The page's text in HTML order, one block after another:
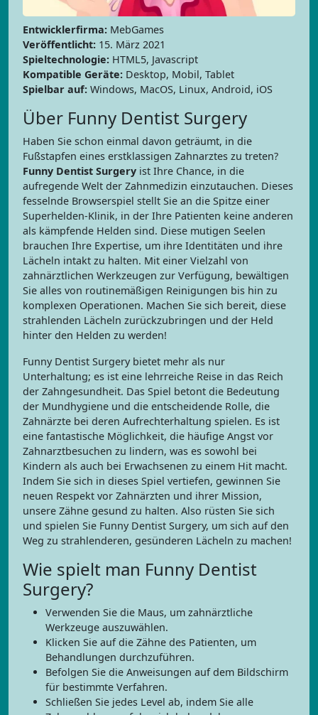
Entwicklerfirma: MebGames
Veröffentlicht: 15. März 2021
Spieltechnologie: HTML5, Javascript
Kompatible Geräte: Desktop, Mobil, Tablet
Spielbar auf: Windows, MacOS, Linux, Android, iOS
Über Funny Dentist Surgery
Haben Sie schon einmal davon geträumt, in die
Fußstapfen eines erstklassigen Zahnarztes zu treten?
Funny Dentist Surgery ist Ihre Chance, in die
aufregende Welt der Zahnmedizin einzutauchen. Dieses
fesselnde Browserspiel stellt Sie an die Spitze einer
Superhelden-Klinik, in der Ihre Patienten keine anderen
als kämpfende Helden sind. Diese mutigen Seelen
brauchen Ihre Expertise, um ihre Identitäten und ihre
Lächeln intakt zu halten. Mit einer Vielzahl von
zahnärztlichen Werkzeugen zur Verfügung, bewältigen
Sie alles von routinemäßigen Reinigungen bis hin zu
komplexen Operationen. Machen Sie sich bereit, diese
strahlenden Lächeln zurückzubringen und der Held
hinter den Helden zu werden!
Funny Dentist Surgery bietet mehr als nur
Unterhaltung; es ist eine lehrreiche Reise in das Reich
der Zahngesundheit. Das Spiel betont die Bedeutung
der Mundhygiene und die entscheidende Rolle, die
Zahnärzte bei deren Aufrechterhaltung spielen. Es ist
eine fantastische Möglichkeit, die häufige Angst vor
Zahnarztbesuchen zu lindern, was es sowohl bei
Kindern als auch bei Erwachsenen zu einem Hit macht.
Indem Sie sich in dieses Spiel vertiefen, gewinnen Sie
neuen Respekt vor Zahnärzten und ihrer Mission,
unsere Zähne gesund zu halten. Also rüsten Sie sich
und spielen Sie Funny Dentist Surgery, um sich auf den
Weg zu strahlenderen, gesünderen Lächeln zu machen!
Wie spielt man Funny Dentist
Surgery?
Verwenden Sie die Maus, um zahnärztliche
Werkzeuge auszuwählen.
Klicken Sie auf die Zähne des Patienten, um
Behandlungen durchzuführen.
Befolgen Sie die Anweisungen auf dem Bildschirm
für bestimmte Verfahren.
Schließen Sie jedes Level ab, indem Sie alle